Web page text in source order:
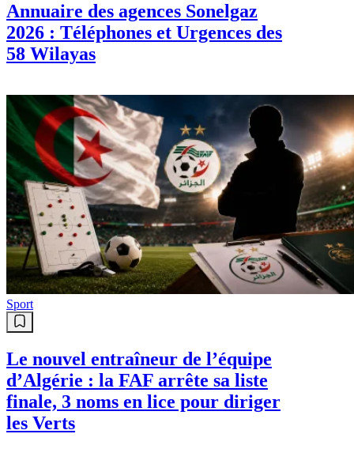
Annuaire des agences Sonelgaz
2026 : Téléphones et Urgences des
58 Wilayas
Sport
Le nouvel entraîneur de l’équipe
d’Algérie : la FAF arrête sa liste
finale, 3 noms en lice pour diriger
les Verts